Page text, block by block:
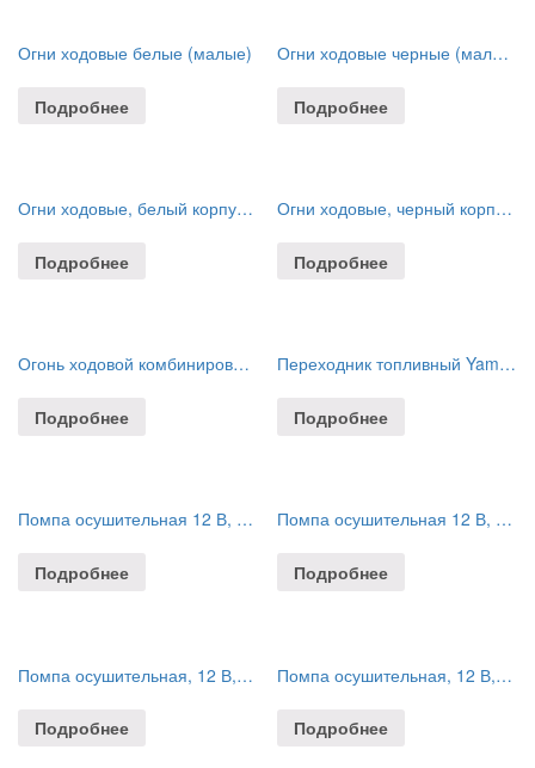
Огни ходовые белые (малые)
Подробнее
Огни ходовые черные (малые)
Подробнее
Огни ходовые, белый корпус, комплект
Подробнее
Огни ходовые, черный корпус, комплект
Подробнее
Огонь ходовой комбинированный
Подробнее
Переходник топливный Yamaha (коннектор;пластик:8.5mm;3/8″) C14536
Подробнее
Помпа осушительная 12 В, 350GPH (1324,75 л/час)
Подробнее
Помпа осушительная 12 В, 350GPH (1324,75 л/час)
Подробнее
Помпа осушительная, 12 В, 1000GPH (3785 л/ч)
Подробнее
Помпа осушительная, 12 В, 1000GPH (3785 л/ч)
Подробнее